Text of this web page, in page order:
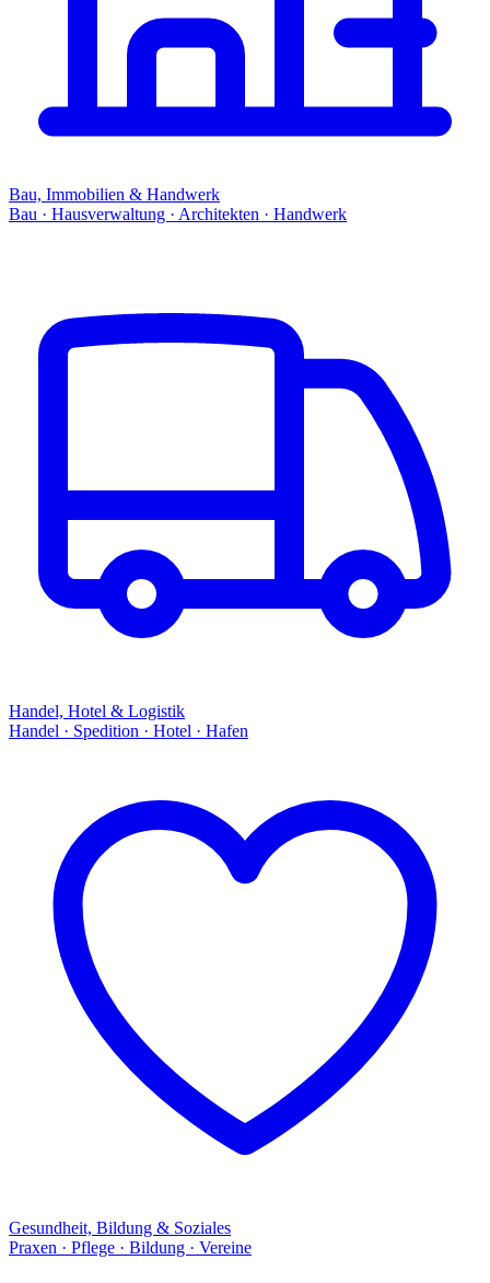
Bau, Immobilien & Handwerk
Bau · Hausverwaltung · Architekten · Handwerk
Handel, Hotel & Logistik
Handel · Spedition · Hotel · Hafen
Gesundheit, Bildung & Soziales
Praxen · Pflege · Bildung · Vereine